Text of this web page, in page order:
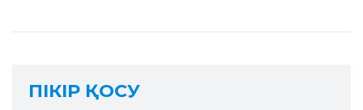
ПІКІР ҚОСУ